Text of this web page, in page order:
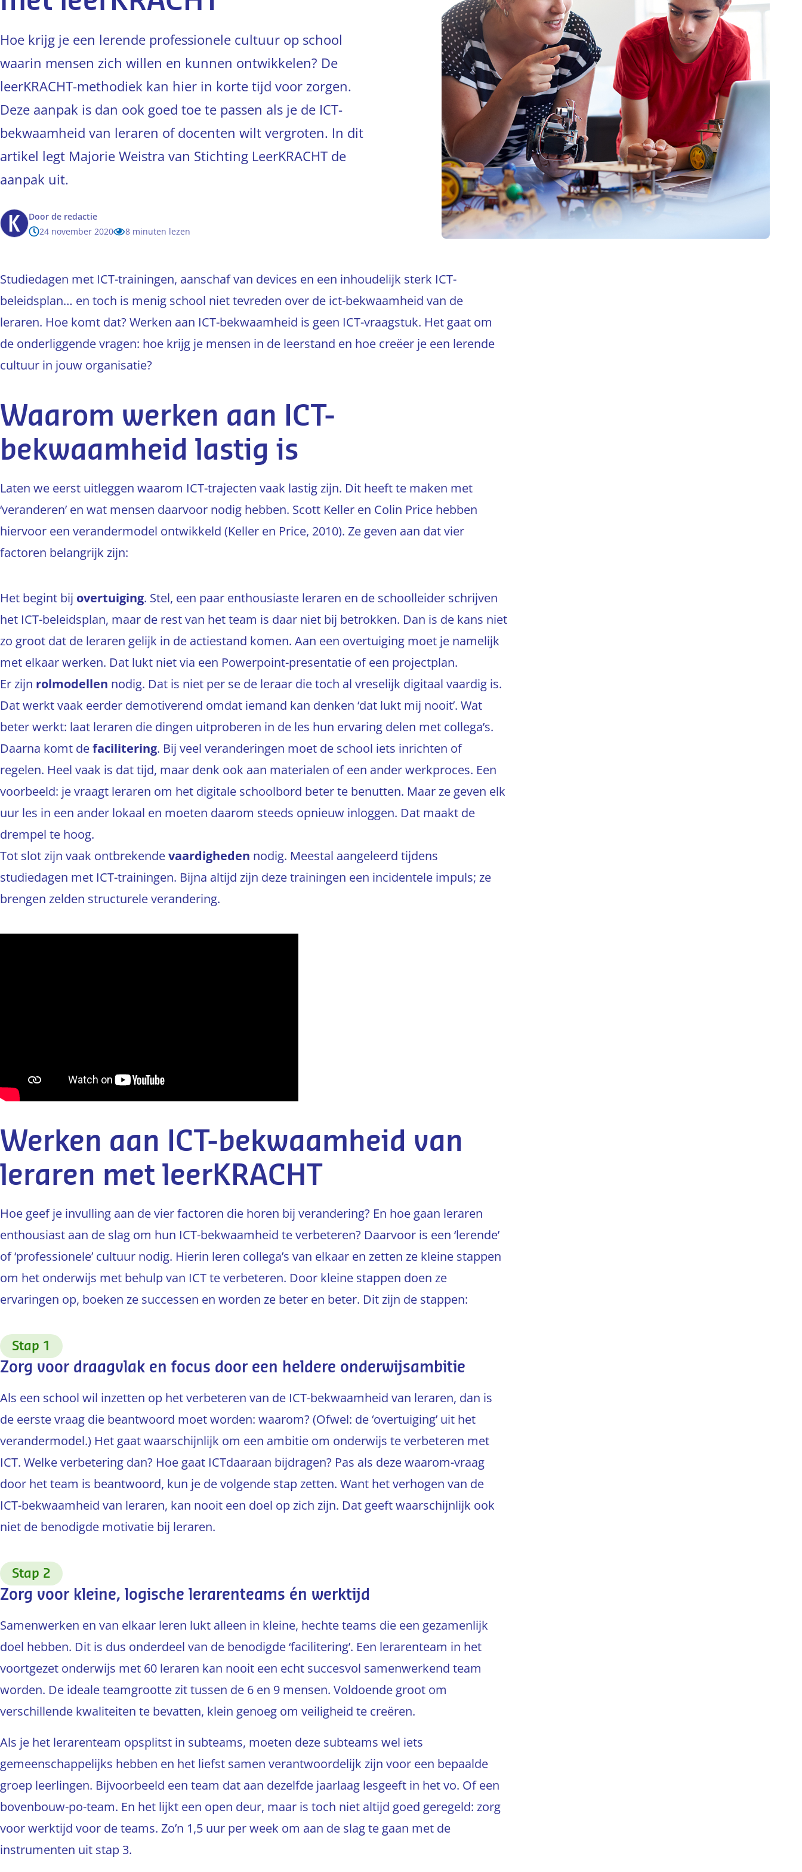
Hoe krijg je een lerende professionele cultuur op school
waarin mensen zich willen en kunnen ontwikkelen? De
leerKRACHT-methodiek kan hier in korte tijd voor zorgen.
Deze aanpak is dan ook goed toe te passen als je de ICT-
bekwaamheid van leraren of docenten wilt vergroten. In dit
artikel legt Majorie Weistra van Stichting LeerKRACHT de
aanpak uit.
Door de redactie
24 november 2020
8 minuten lezen
Studiedagen met ICT-trainingen, aanschaf van devices en een inhoudelijk sterk ICT-
beleidsplan… en toch is menig school niet tevreden over de ict-bekwaamheid van de
leraren. Hoe komt dat? Werken aan ICT-bekwaamheid is geen ICT-vraagstuk. Het gaat om
de onderliggende vragen: hoe krijg je mensen in de leerstand en hoe creëer je een lerende
cultuur in jouw organisatie?
Waarom werken aan ICT-
bekwaamheid lastig is
Laten we eerst uitleggen waarom ICT-trajecten vaak lastig zijn. Dit heeft te maken met
‘veranderen’ en wat mensen daarvoor nodig hebben. Scott Keller en Colin Price hebben
hiervoor een verandermodel ontwikkeld (Keller en Price, 2010). Ze geven aan dat vier
factoren belangrijk zijn:
Het begint bij overtuiging. Stel, een paar enthousiaste leraren en de schoolleider schrijven
het ICT-beleidsplan, maar de rest van het team is daar niet bij betrokken. Dan is de kans niet
zo groot dat de leraren gelijk in de actiestand komen. Aan een overtuiging moet je namelijk
met elkaar werken. Dat lukt niet via een Powerpoint-presentatie of een projectplan.
Er zijn rolmodellen nodig. Dat is niet per se de leraar die toch al vreselijk digitaal vaardig is.
Dat werkt vaak eerder demotiverend omdat iemand kan denken ‘dat lukt mij nooit’. Wat
beter werkt: laat leraren die dingen uitproberen in de les hun ervaring delen met collega’s.
Daarna komt defacilitering. Bij veel veranderingen moet de school iets inrichten of
regelen. Heel vaak is dat tijd, maar denk ook aan materialen of een ander werkproces. Een
voorbeeld: je vraagt leraren om het digitale schoolbord beter te benutten. Maar ze geven elk
uur les in een ander lokaal en moeten daarom steeds opnieuw inloggen. Dat maakt de
drempel te hoog.
Tot slot zijn vaak ontbrekendevaardigheden nodig. Meestal aangeleerd tijdens
studiedagen met ICT-trainingen. Bijna altijd zijn deze trainingen een incidentele impuls; ze
brengen zelden structurele verandering.
Werken aan ICT-bekwaamheid van
leraren met leerKRACHT
Hoe geef je invulling aan de vier factoren die horen bij verandering? En hoe gaan leraren
enthousiast aan de slag om hun ICT-bekwaamheid te verbeteren? Daarvoor is een ‘lerende’
of ‘professionele’ cultuur nodig. Hierin leren collega’s van elkaar en zetten ze kleine stappen
om het onderwijs met behulp van ICT te verbeteren. Door kleine stappen doen ze
ervaringen op, boeken ze successen en worden ze beter en beter. Dit zijn de stappen:
Stap 1
Zorg voor draagvlak en focus door een heldere onderwijsambitie
Als een school wil inzetten op het verbeteren van de ICT-bekwaamheid van leraren, dan is
de eerste vraag die beantwoord moet worden: waarom? (Ofwel: de ‘overtuiging’ uit het
verandermodel.) Het gaat waarschijnlijk om een ambitie om onderwijs te verbeteren met
ICT. Welke verbetering dan? Hoe gaat ICTdaaraan bijdragen? Pas als deze waarom-vraag
door het team is beantwoord, kun je de volgende stap zetten. Want het verhogen van de
ICT-bekwaamheid van leraren, kan nooit een doel op zich zijn. Dat geeft waarschijnlijk ook
niet de benodigde motivatie bij leraren.
Stap 2
Zorg voor kleine, logische lerarenteams én werktijd
Samenwerken en van elkaar leren lukt alleen in kleine, hechte teams die een gezamenlijk
doel hebben. Dit is dus onderdeel van de benodigde ‘facilitering’. Een lerarenteam in het
voortgezet onderwijs met 60 leraren kan nooit een echt succesvol samenwerkend team
worden. De ideale teamgrootte zit tussen de 6 en 9 mensen. Voldoende groot om
verschillende kwaliteiten te bevatten, klein genoeg om veiligheid te creëren.
Als je het lerarenteam opsplitst in subteams, moeten deze subteams wel iets
gemeenschappelijks hebben en het liefst samen verantwoordelijk zijn voor een bepaalde
groep leerlingen. Bijvoorbeeld een team dat aan dezelfde jaarlaag lesgeeft in het vo. Of een
bovenbouw-po-team. En het lijkt een open deur, maar is toch niet altijd goed geregeld: zorg
voor werktijd voor de teams. Zo’n 1,5 uur per week om aan de slag te gaan met de
instrumenten uit stap 3.